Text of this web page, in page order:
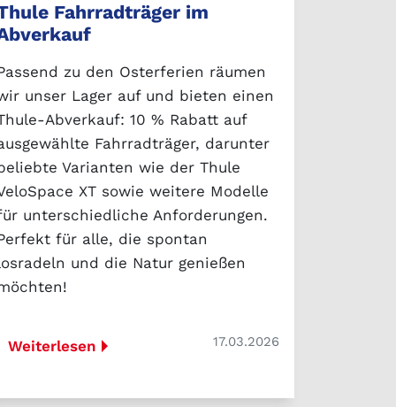
Fahrradträger im
zu den Osterferien räumen
unser Lager auf und bieten einen
Abverkauf: 10 % Rabatt auf
Fahrradträger, darunter
Varianten wie der Thule
XT sowie weitere Modelle
unterschiedliche Anforderungen.
für alle, die spontan
und die Natur genießen
Weiterlesen 17.03.2026